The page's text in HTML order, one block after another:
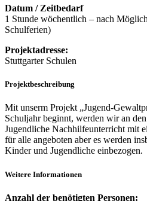
Datum / Zeitbedarf
1 Stunde wöchentlich – nach
Schulferien)
Projektadresse:
Stuttgarter Schulen
Projektbeschreibung
Mit unserm Projekt „Jugend-
Schuljahr beginnt, werden wir an
Jugendliche Nachhilfeunterricht mit
für alle angeboten aber es werden
Kinder und Jugendliche einbezogen.
Weitere Informationen
Anzahl der benötigten Personen: